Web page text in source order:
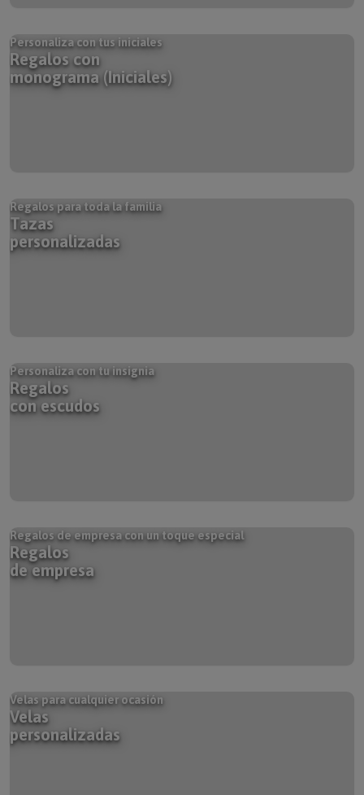
Regalos con
monograma (Iniciales)
Tazas
personalizadas
Regalos
con escudos
Regalos
de empresa
Velas
personalizadas